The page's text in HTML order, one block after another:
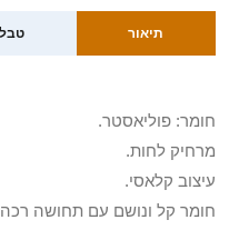
תיאור
חומר: פוליאסטר.
מרחיק לחות.
עיצוב קלאסי.
חומר קל ונושם עם תחושה